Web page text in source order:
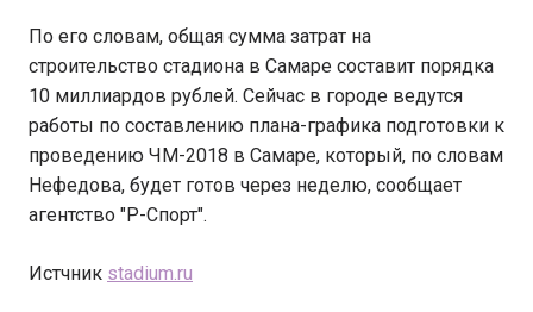
По его словам, общая сумма затрат на
строительство стадиона в Самаре составит порядка
10 миллиардов рублей. Сейчас в городе ведутся
работы по составлению плана-графика подготовки к
проведению ЧМ-2018 в Самаре, который, по словам
Нефедова, будет готов через неделю, сообщает
агентство "Р-Спорт".
Истчник stadium.ru